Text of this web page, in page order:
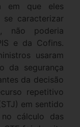
em que eles
caracterizar
não poderia
e da Cofins.
usaram
da segurança
da decisão
repetitivo
em sentido
cálculo das